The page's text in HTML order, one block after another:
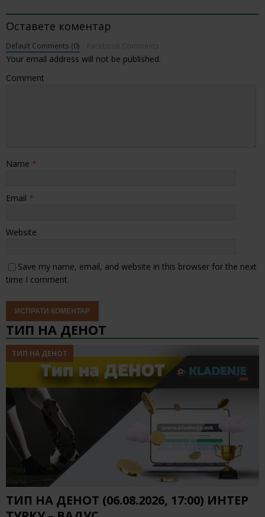
Оставете коментар
Default Comments (0)
Your email address will not be published.
Comment
Name *
Email *
Website
Save my name, email, and website in this browser for the next
time I comment.
ТИП НА ДЕНОТ
ТИП НА ДЕНОТ
ТИП НА ДЕНОТ (06.08.2026, 17:00) ИНТЕР